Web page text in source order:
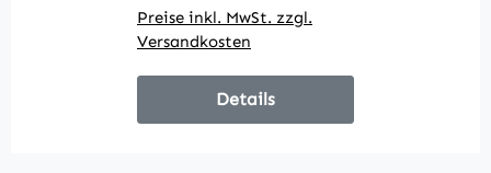
Preise inkl. MwSt. zzgl.
Versandkosten
Details